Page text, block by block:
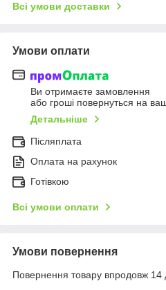
Всі умови доставки
Умови оплати
Ви отримаєте замовлення
або гроші повернуться на
Детальніше
Післяплата
Оплата на рахунок
Готівкою
Всі умови оплати
Умови повернення
Повернення товару впродовж 14